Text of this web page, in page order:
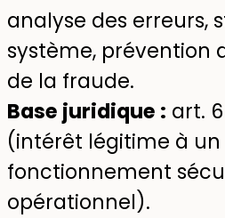
analyse des erreurs,
système, prévention
de la fraude.
Base juridique : art. 6
(intérêt légitime à un
fonctionnement
opérationnel).